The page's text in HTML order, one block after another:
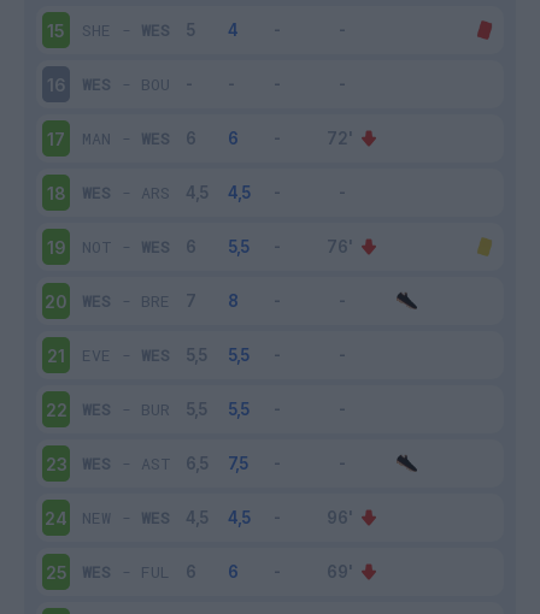
15 SHE - WES
16 WES - BOU
17 MAN - WES
18 WES - ARS
19 NOT - WES
20 WES - BRE
21 EVE - WES
22 WES - BUR
23 WES - AST
24 NEW - WES
25 WES - FUL